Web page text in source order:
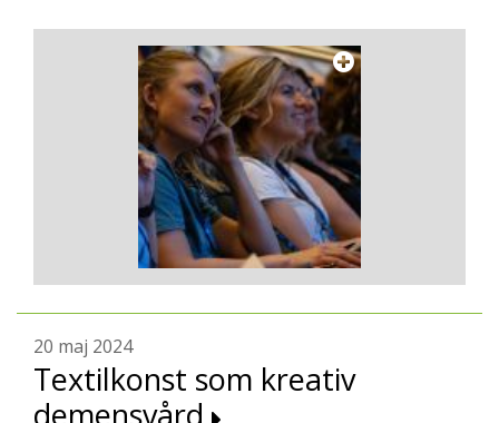
20 maj 2024
Textilkonst som kreativ
demensvård